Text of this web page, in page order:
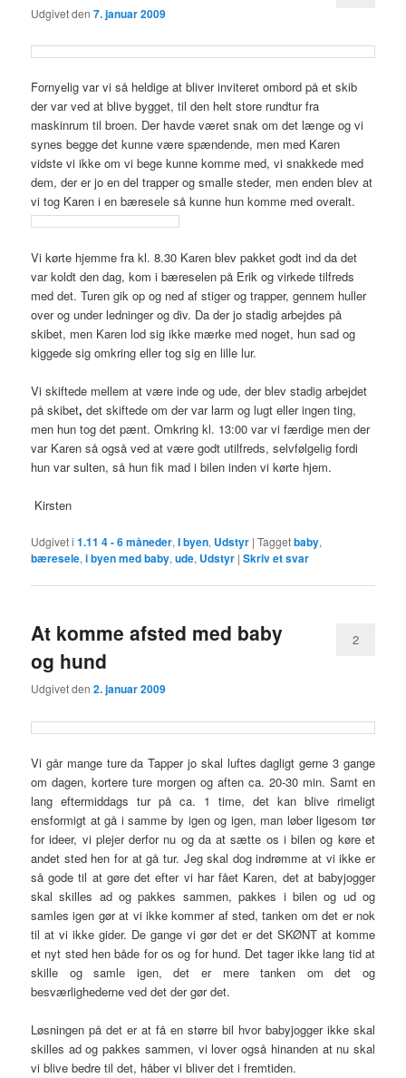
Udgivet den7. januar 2009
Fornyelig var vi så heldige at bliver inviteret ombord på et skib
der var ved at blive bygget, til den helt store rundtur fra
maskinrum til broen. Der havde været snak om det længe og vi
synes begge det kunne være spændende, men med Karen
vidste vi ikke om vi bege kunne komme med, vi snakkede med
dem, der er jo en del trapper og smalle steder, men enden blev at
vi tog Karen i en bæresele så kunne hun komme med overalt.
Vi kørte hjemme fra kl. 8.30 Karen blev pakket godt ind da det
var koldt den dag, kom i bæreselen på Erik og virkede tilfreds
med det. Turen gik op og ned af stiger og trapper, gennem huller
over og under ledninger og div. Da der jo stadig arbejdes på
skibet, men Karen lod sig ikke mærke med noget, hun sad og
kiggede sig omkring eller tog sig en lille lur.
Vi skiftede mellem at være inde og ude, der blev stadig arbejdet
på skibet,det skiftede om der var larm og lugt eller ingen ting,
men hun tog det pænt. Omkring kl. 13:00 var vi færdige men der
var Karen så også ved at være godt utilfreds, selvfølgelig fordi
hun var sulten, så hun fik mad i bilen inden vi kørte hjem.
Kirsten
Udgivet i 1.11 4 - 6 måneder,I byen, Udstyr |Taggetbaby,
bæresele,i byen med baby,ude, Udstyr |Skriv et svar
At komme afsted med baby
og hund
Udgivet den2. januar 2009
2
Vi går mange ture da Tapper jo skal luftes dagligt gerne 3 gange
om dagen, kortere ture morgen og aften ca. 20-30 min. Samt en
lang eftermiddags tur på ca. 1 time, det kan blive rimeligt
ensformigt at gå i samme by igen og igen, man løber ligesom tør
for ideer, vi plejer derfor nu og da at sætte os i bilen og køre et
andet sted hen for at gå tur. Jeg skal dog indrømme at vi ikke er
så gode til at gøre det efter vi har fået Karen, det at babyjogger
skal skilles ad og pakkes sammen, pakkes i bilen og ud og
samles igen gør at vi ikke kommer af sted, tanken om det er nok
til at vi ikke gider. De gange vi gør det er det SKØNT at komme
et nyt sted hen både for os og for hund. Det tager ikke lang tid at
skille og samle igen, det er mere tanken om det og
besværlighederne ved det der gør det.
Løsningen på det er at få en større bil hvor babyjogger ikke skal
skilles ad og pakkes sammen, vi lover også hinanden at nu skal
vi blive bedre til det, håber vi bliver det i fremtiden.